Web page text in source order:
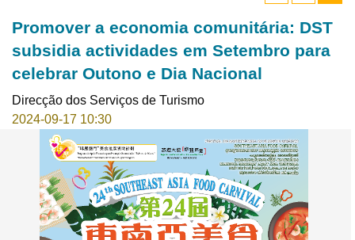
Promover a economia comunitária: DST
subsidia actividades em Setembro para
celebrar Outono e Dia Nacional
Direcção dos Serviços de Turismo
2024-09-17 10:30